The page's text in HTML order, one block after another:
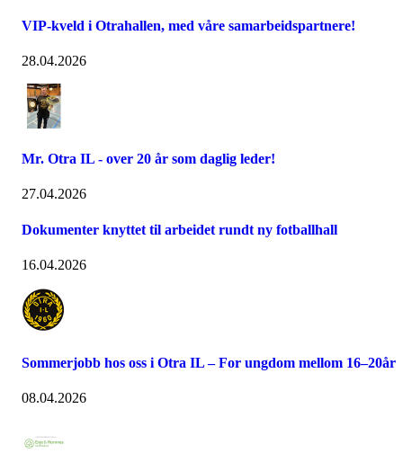
VIP-kveld i Otrahallen, med våre samarbeidspartnere!
28.04.2026
Mr. Otra IL - over 20 år som daglig leder!
27.04.2026
Dokumenter knyttet til arbeidet rundt ny fotballhall
16.04.2026
Sommerjobb hos oss i Otra IL – For ungdom mellom 16–20år
08.04.2026